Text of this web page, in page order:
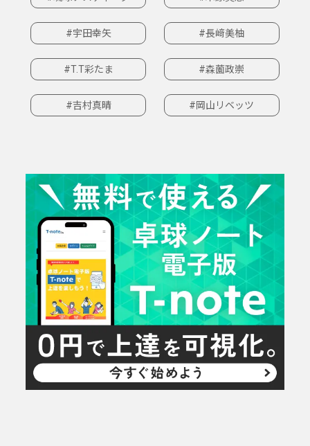
#宇田幸矢 #長﨑美柚
#T.T彩たま #森薗政崇
#吉村真晴 #岡山リベッツ